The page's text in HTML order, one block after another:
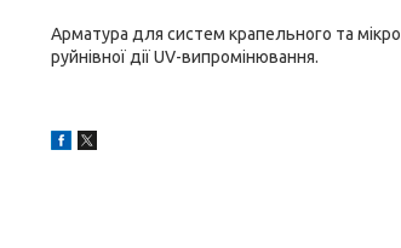
Арматура для систем крапельного та
руйнівної дії UV-випромінювання.